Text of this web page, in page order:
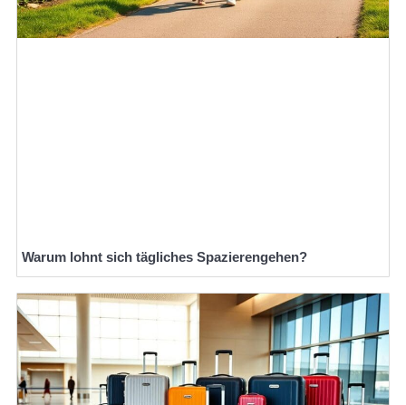
Warum lohnt sich tägliches Spazierengehen?